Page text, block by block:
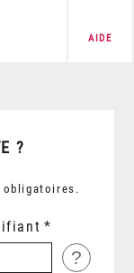
AIDE
?
obligatoires.
?